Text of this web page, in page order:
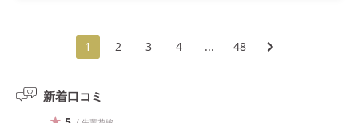
1 2 3 4 ... 48
新着口コミ